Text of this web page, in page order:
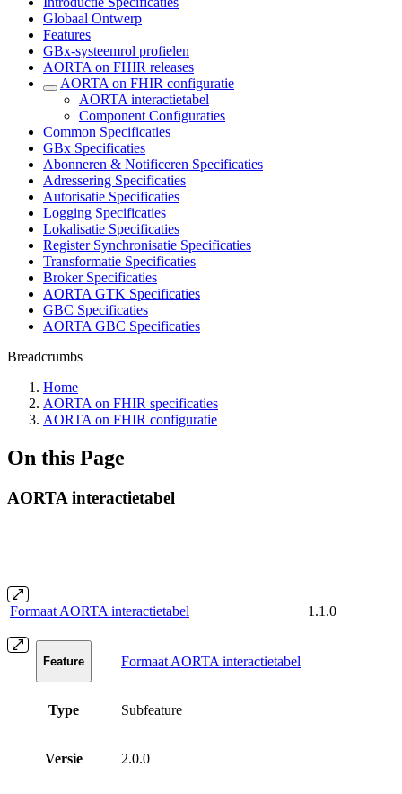
Globaal Ontwerp
Features
GBx-systeemrol profielen
AORTA on FHIR releases
AORTA on FHIR configuratie
AORTA interactietabel
Component Configuraties
Common Specificaties
GBx Specificaties
Abonneren & Notificeren Specificaties
Adressering Specificaties
Autorisatie Specificaties
Logging Specificaties
Lokalisatie Specificaties
Register Synchronisatie Specificaties
Transformatie Specificaties
Broker Specificaties
AORTA GTK Specificaties
GBC Specificaties
AORTA GBC Specificaties
Breadcrumbs
Home
AORTA on FHIR specificaties
AORTA on FHIR configuratie
On this Page
AORTA interactietabel
Formaat AORTA interactietabel 1.1.0
Feature Formaat AORTA interactietabel
Type Subfeature
Versie 2.0.0